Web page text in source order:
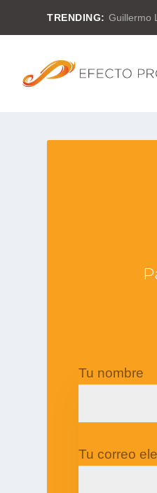
TRENDING: Guillermo
Tu nombre
Tu correo